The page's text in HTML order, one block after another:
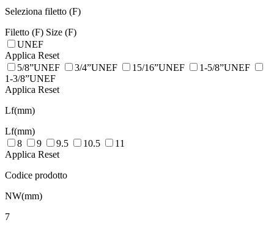
Seleziona filetto (F)
Filetto (F) Size (F)
UNEF
Applica Reset
5/8”UNEF
3/4”UNEF 15/16”UNEF
1-5/8”UNEF
1-3/8”UNEF
Applica Reset
Lf(mm)
Lf(mm)
8
9 9.5 10.5
11
Applica Reset
Codice prodotto
NW(mm)
7